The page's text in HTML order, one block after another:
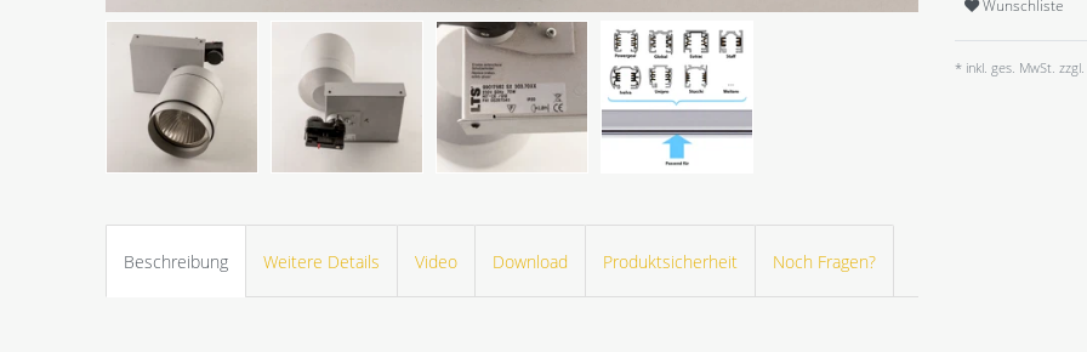
Beschreibung Weitere Details Video Download Produktsicherheit Noch Fragen?
Wunschliste
* inkl. ges. MwSt. zzgl.